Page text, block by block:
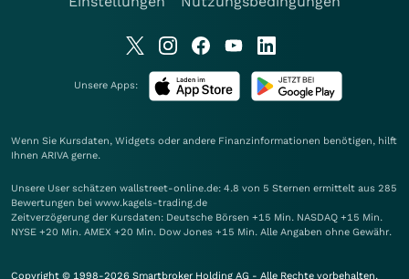
Unsere Apps:
Wenn Sie Kursdaten, Widgets oder andere Finanzinformationen benötigen, hilft
Ihnen ARIVA gerne.
Unsere User schätzen wallstreet-online.de: 4.8 von 5 Sternen ermittelt aus 285
Bewertungen bei www.kagels-trading.de
Zeitverzögerung der Kursdaten: Deutsche Börsen +15 Min. NASDAQ +15 Min.
NYSE +20 Min. AMEX +20 Min. Dow Jones +15 Min. Alle Angaben ohne Gewähr.
Copyright © 1998-2026 Smartbroker Holding AG - Alle Rechte vorbehalten.